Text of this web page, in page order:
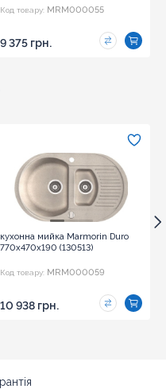
Код товару: MRM000055
9 375 грн.
кухонна мийка Marmorin Duro
770х470х190 (130513)
Код товару: MRM000059
10 938 грн.